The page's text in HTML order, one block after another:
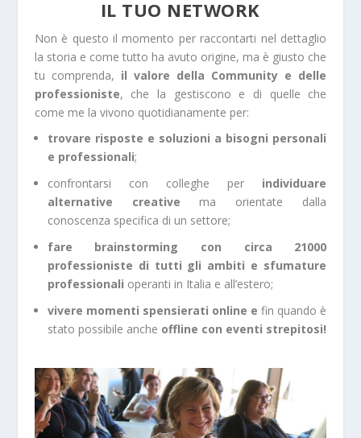
IL TUO NETWORK
Non è questo il momento per raccontarti nel dettaglio
la storia e come tutto ha avuto origine, ma è giusto che
tu comprenda, il valore della Community e delle
professioniste, che la gestiscono e di quelle che
come me la vivono quotidianamente per:
trovare risposte e soluzioni a bisogni personali
e professionali;
confrontarsi con colleghe per individuare
alternative creative ma orientate dalla
conoscenza specifica di un settore;
fare brainstorming con circa 21000
professioniste di tutti gli ambiti e sfumature
professionali operanti in Italia e all’estero;
vivere momenti spensierati online e fin quando è
stato possibile anche offline con eventi strepitosi!